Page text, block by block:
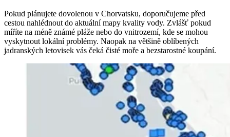
Pokud plánujete dovolenou v Chorvatsku, doporučujeme před
cestou nahlédnout do aktuální mapy kvality vody. Zvlášť pokud
míříte na méně známé pláže nebo do vnitrozemí, kde se mohou
vyskytnout lokální problémy. Naopak na většině oblíbených
jadranských letovisek vás čeká čisté moře a bezstarostné koupání.